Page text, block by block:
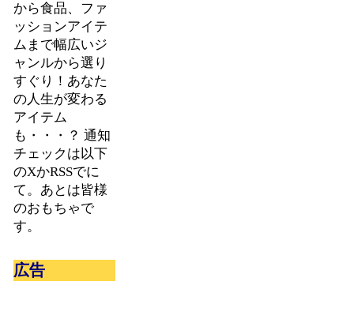
から食品、ファ
ッションアイテ
ムまで幅広いジ
ャンルから選り
すぐり！あなた
の人生が変わる
アイテム
も・・・？ 通知
チェックは以下
のXかRSSでに
て。あとは皆様
のおもちゃで
す。
広告